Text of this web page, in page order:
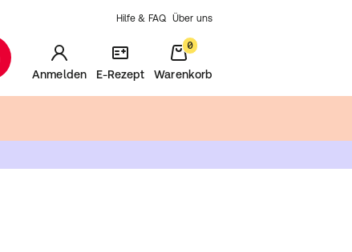
Hilfe & FAQ Über uns
Anmelden E-Rezept
0
Warenkorb